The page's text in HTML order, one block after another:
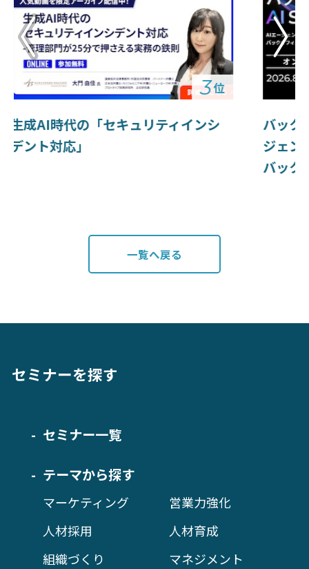
4位
バックオフィスAIサミット「AIエー
ジェントが仕事を終わらせる時代の
社長
を疑え
一覧へ戻る
セミナーを探す
セミナー一覧
テーマから探す
マーケティング
営業力強化
人材採用
人材育成
組織づくり
マネジメント